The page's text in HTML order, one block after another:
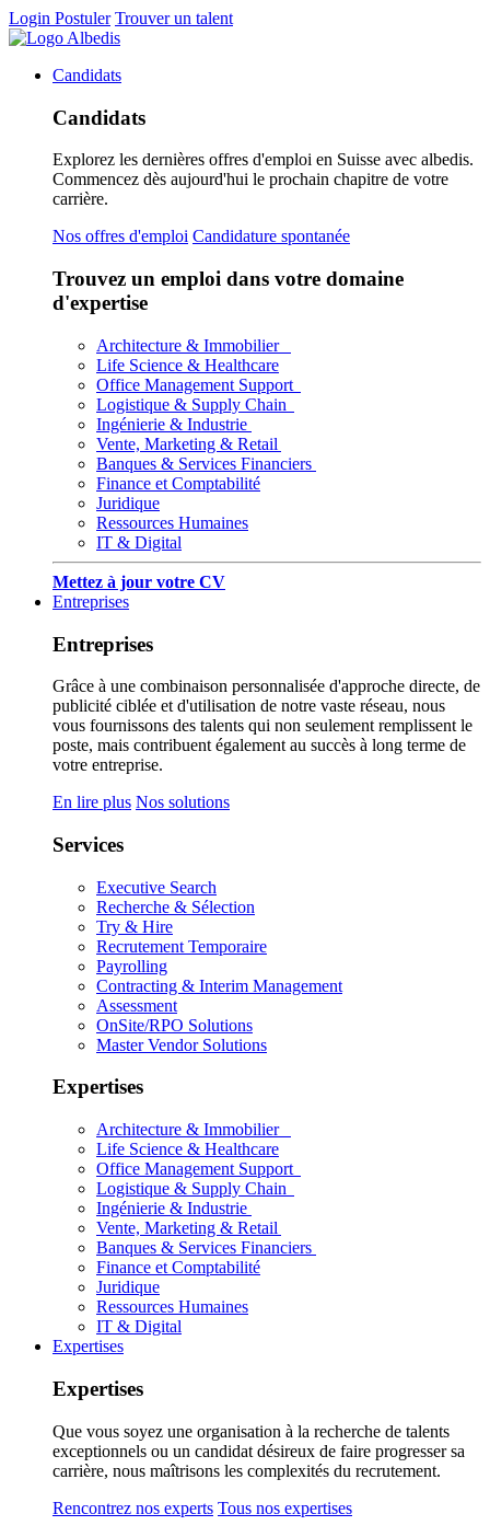
Login Postuler Trouver un talent
Candidats
Candidats
Explorez les dernières offres d'emploi en Suisse avec albedis.
Commencez dès aujourd'hui le prochain chapitre de votre
carrière.
Nos offres d'emploi Candidature spontanée
Trouvez un emploi dans votre domaine
d'expertise
Architecture & Immobilier
Life Science & Healthcare
Office Management Support
Logistique & Supply Chain
Ingénierie & Industrie
Vente, Marketing & Retail
Banques & Services Financiers
Finance et Comptabilité
Juridique
Ressources Humaines
IT & Digital
Mettez à jour votre CV
Entreprises
Entreprises
Grâce à une combinaison personnalisée d'approche directe, de
publicité ciblée et d'utilisation de notre vaste réseau, nous
vous fournissons des talents qui non seulement remplissent le
poste, mais contribuent également au succès à long terme de
votre entreprise.
En lire plus Nos solutions
Services
Executive Search
Recherche & Sélection
Try & Hire
Recrutement Temporaire
Payrolling
Contracting & Interim Management
Assessment
OnSite/RPO Solutions
Master Vendor Solutions
Expertises
Architecture & Immobilier
Life Science & Healthcare
Office Management Support
Logistique & Supply Chain
Ingénierie & Industrie
Vente, Marketing & Retail
Banques & Services Financiers
Finance et Comptabilité
Juridique
Ressources Humaines
IT & Digital
Expertises
Expertises
Que vous soyez une organisation à la recherche de talents
exceptionnels ou un candidat désireux de faire progresser sa
carrière, nous maîtrisons les complexités du recrutement.
Rencontrez nos experts Tous nos expertises